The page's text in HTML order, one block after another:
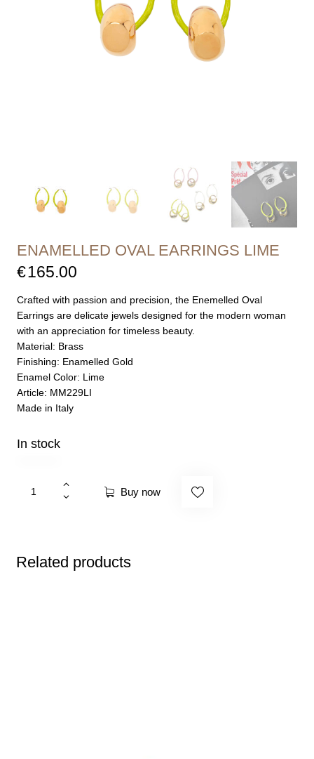
ENAMELLED OVAL EARRINGS LIME
€165.00
Crafted with passion and precision, the Enemelled Oval
Earrings are delicate jewels designed for the modern woman
with an appreciation for timeless beauty.
Material: Brass
Finishing: Enamelled Gold
Enamel Color: Lime
Article: MM229LI
Made in Italy
In stock
Buy now
Related products